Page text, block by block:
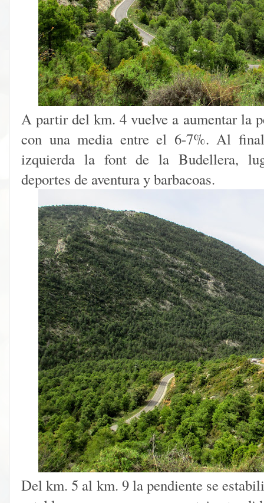
A partir del km. 4 vuelve a aumentar la
con una media entre el 6-7%. Al
izquierda la font de la Budellera,
deportes de aventura y barbacoas.
Del km. 5 al km. 9 la pendiente se